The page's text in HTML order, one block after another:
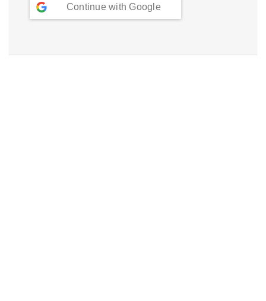
Continue with Google